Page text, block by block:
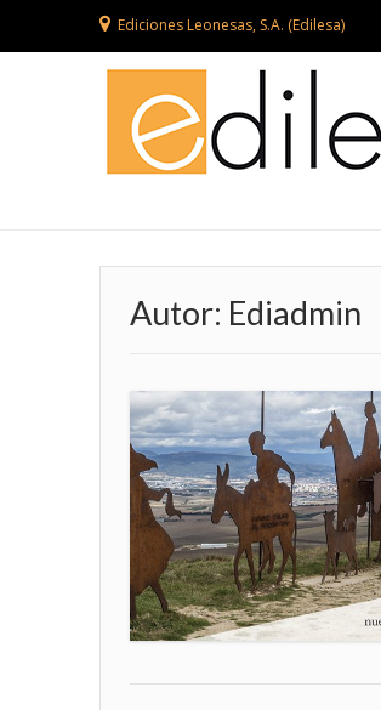
Ediciones Leonesas, S.A. (Edilesa)
Autor: Ediadmin